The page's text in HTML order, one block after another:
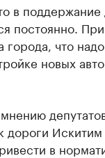
в
постоянно.
города, что
новых
дороги
в